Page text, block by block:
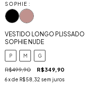
SOPHIE :
VESTIDO LONGO PLISSADO
SOPHIE NUDE
P M G
R$499,90 R$349,90
6x de R$58,32 sem juros